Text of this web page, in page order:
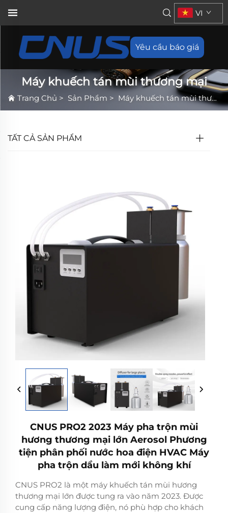
Yêu cầu báo giá
VI
Máy khuếch tán mùi thương mại
Trang Chủ > Sản Phẩm > Máy khuếch tán mùi thương mại
TẤT CẢ SẢN PHẨM
CNUS PRO2 2023 Máy pha trộn mùi
hương thương mại lớn Aerosol Phương
tiện phân phối nước hoa điện HVAC Máy
pha trộn dầu làm mới không khí
CNUS PRO2 là một máy khuếch tán mùi hương
thương mại lớn được tung ra vào năm 2023. Được
cung cấp năng lượng điện, nó phù hợp cho khách